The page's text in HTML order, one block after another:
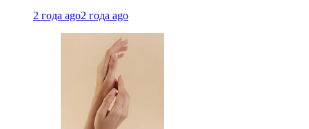
2 года ago2 года ago